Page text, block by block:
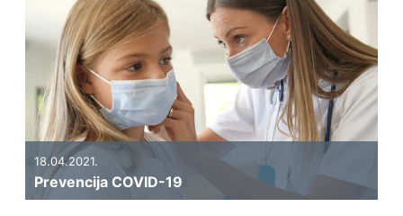
18.04.2021.
Prevencija COVID-19